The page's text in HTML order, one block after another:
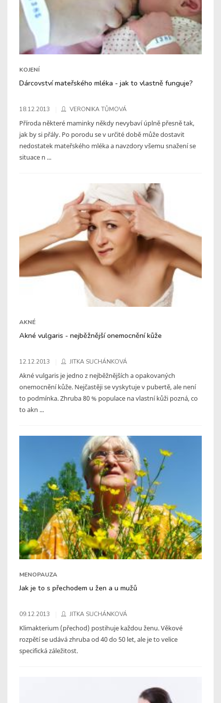
KOJENÍ
Dárcovství mateřského mléka - jak to vlastně funguje?
18.12.2013 VERONIKA TŮMOVÁ
Příroda některé maminky někdy nevybaví úplně přesně tak,
jak by si přály. Po porodu se v určité době může dostavit
nedostatek mateřského mléka a navzdory všemu snažení se
situace n ...
AKNÉ
Akné vulgaris - nejběžnější onemocnění kůže
12.12.2013 JITKA SUCHÁNKOVÁ
Akné vulgaris je jedno z nejběžnějších a opakovaných
onemocnění kůže. Nejčastěji se vyskytuje v pubertě, ale není
to podmínka. Zhruba 80 % populace na vlastní kůži pozná, co
to akn ...
MENOPAUZA
Jak je to s přechodem u žen a u mužů
09.12.2013 JITKA SUCHÁNKOVÁ
Klimakterium (přechod) postihuje každou ženu. Věkové
rozpětí se udává zhruba od 40 do 50 let, ale je to velice
specifická záležitost.